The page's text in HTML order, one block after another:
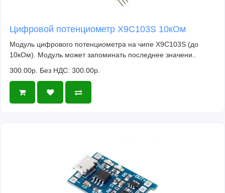
Цифровой потенциометр X9C103S 10кОм
Модуль цифрового потенциометра на чипе X9C103S (до
10кОм). Модуль может запоминать последнее значени..
300.00р. Без НДС: 300.00р.